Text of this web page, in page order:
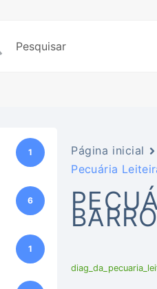
1
6
1
Página inicial
Pecuária